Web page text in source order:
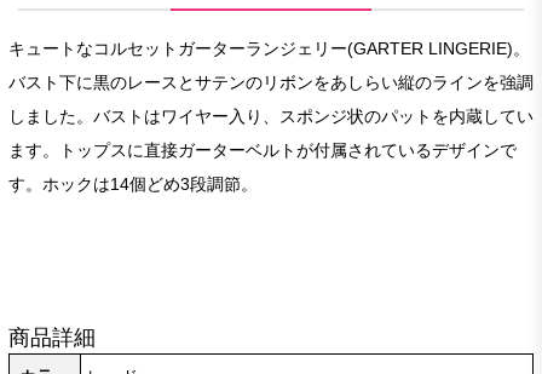
キュートなコルセットガーターランジェリー(GARTER LINGERIE)。
バスト下に黒のレースとサテンのリボンをあしらい縦のラインを強調
しました。バストはワイヤー入り、スポンジ状のパットを内蔵してい
ます。トップスに直接ガーターベルトが付属されているデザインで
す。ホックは14個どめ3段調節。
商品詳細